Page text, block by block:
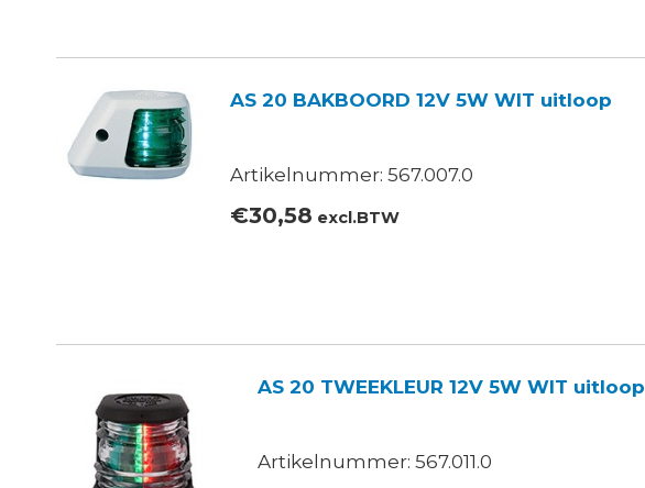
AS 20 BAKBOORD 12V 5W WIT uitloop
Artikelnummer: 567.007.0
€30,58 excl.BTW
AS 20 TWEEKLEUR 12V 5W WIT uitloop
Artikelnummer: 567.011.0